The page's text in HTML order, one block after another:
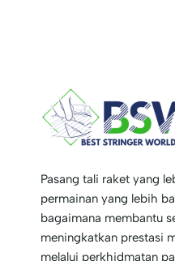
Pasang tali raket yang
permainan yang lebih
bagaimana membantu
meningkatkan prestasi
melalui perkhidmatan